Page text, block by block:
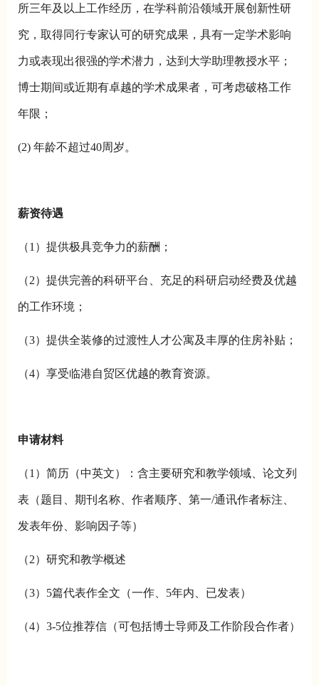
所三年及以上工作经历，在学科前沿领域开展创新性研
究，取得同行专家认可的研究成果，具有一定学术影响
力或表现出很强的学术潜力，达到大学助理教授水平；
博士期间或近期有卓越的学术成果者，可考虑破格工作
年限；
(2) 年龄不超过40周岁。
薪资待遇
（1）提供极具竞争力的薪酬；
（2）提供完善的科研平台、充足的科研启动经费及优越
的工作环境；
（3）提供全装修的过渡性人才公寓及丰厚的住房补贴；
（4）享受临港自贸区优越的教育资源。
申请材料
（1）简历（中英文）：含主要研究和教学领域、论文列
表（题目、期刊名称、作者顺序、第一/通讯作者标注、
发表年份、影响因子等）
（2）研究和教学概述
（3）5篇代表作全文（一作、5年内、已发表）
（4）3-5位推荐信（可包括博士导师及工作阶段合作者）